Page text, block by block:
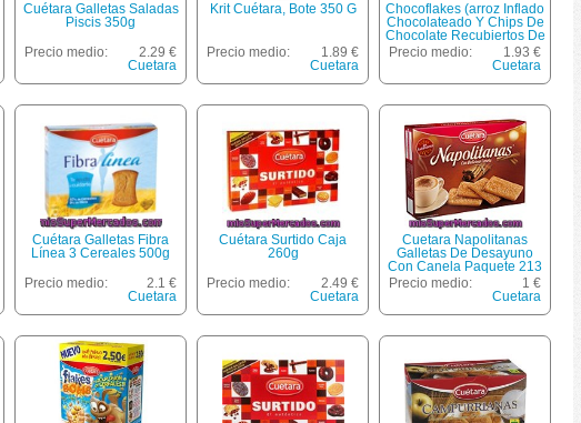
Cuétara Galletas Saladas
Piscis 350g
Precio medio:
2.29 €
Cuetara
Krit Cuétara, Bote 350 G
Precio medio:
1.89 €
Cuetara
Chocoflakes (arroz Inflado
Chocolateado Y Chips De
Chocolate Recubiertos De
Galleta) Cuétara Packs De
5 Unidades De 50 Gramos
Precio medio:
1.93 €
Cuetara
Cuétara Galletas Fibra
Línea 3 Cereales 500g
Precio medio:
2.1 €
Cuetara
Cuétara Surtido Caja
260g
Precio medio:
2.49 €
Cuetara
Cuetara Napolitanas
Galletas De Desayuno
Con Canela Paquete 213
G
Precio medio:
1 €
Cuetara